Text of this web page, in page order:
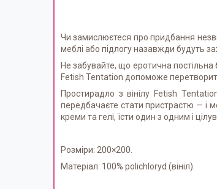
Чи замислюєтеся про придбання
меблі або підлогу назавжди будуть
Не забувайте, що еротична постільна
Fetish Tentation допоможе
Простирадло з вінілу Fetish
передбачаєте стати пристрастю — і
креми та гелі, їсти один з одним і
Розміри: 200×200.
Матеріал: 100% polichloryd (вініл).